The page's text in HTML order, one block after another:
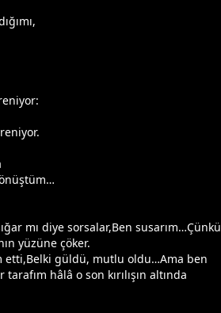
mı diye sorsalar,Ben susarım…Çünkü
yüzüne çöker.
etti,Belki güldü, mutlu oldu…Ama ben
hâlâ o son kırılışın altında